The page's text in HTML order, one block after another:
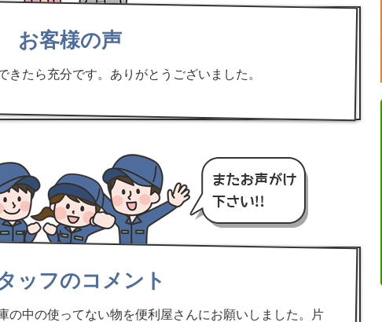
お客様の声
たら充分です。ありがとうございました。
ッフのコメント
の中の使ってない物を便利屋さんにお願いしました。片